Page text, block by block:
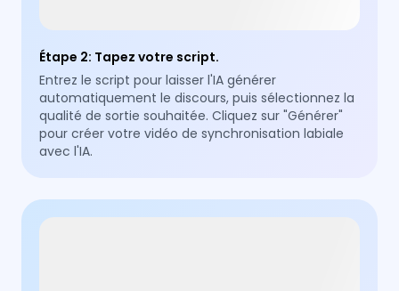
Étape 2: Tapez votre script.
Entrez le script pour laisser l'IA générer
automatiquement le discours, puis sélectionnez la
qualité de sortie souhaitée. Cliquez sur "Générer"
pour créer votre vidéo de synchronisation labiale
avec l'IA.